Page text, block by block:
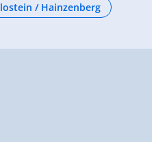
/ Hainzenberg